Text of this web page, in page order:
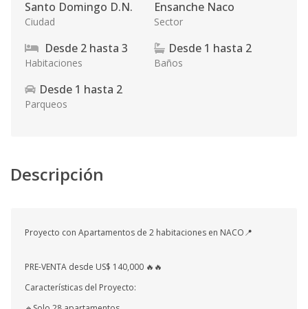
Santo Domingo D.N.
Ciudad
Ensanche Naco
Sector
Desde 2 hasta 3
Habitaciones
Desde 1 hasta 2
Baños
Desde 1 hasta 2
Parqueos
Descripción
Proyecto con Apartamentos de 2 habitaciones en NACO📍
PRE-VENTA desde US$ 140,000 🔥🔥
Características del Proyecto: